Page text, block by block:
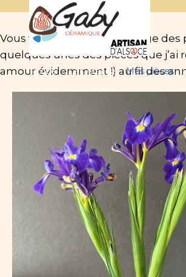
Accueil Les Ateliers Mes pièces
Vous trouverez sur cette page des
quelques unes des pièces que j’ai
amour évidemment !) au fil des